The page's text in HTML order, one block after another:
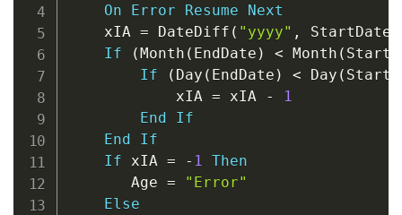
On
Error Resume
Next
    xIA
= DateDiff ( "yyyy" , StartDate
If
(Month ( EndDate ) < Month (
If
( Day ( EndDate ) < Day (
            xIA
= xIA -
1
End
If
End
If
If xIA = - 1
Then
       Age
=
"Error"
Else